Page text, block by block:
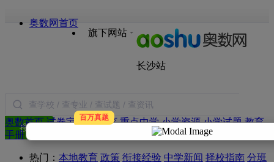
奥数网首页
旗下网站
长沙站
搜索
奥数首页 试卷宝 百万真题
本地教育 重点中学 小学资源 小学试题 教育
手册
图书
热门： 本地教育 政策 衔接经验 中学新闻 择校指南 分班